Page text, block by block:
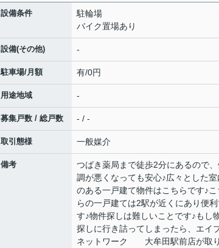
設備条件
駐輪場
バイク置場あり
設備(その他) -
駐車場/月額 有/0円
用途地域 -
募集戸数 / 総戸数 - / -
取引態様 一般媒介
備考
つばき薬局まで徒歩2分にあるので
調が悪くなっても安心♪広々とした室
のある一戸建て物件はこちらです♪こ
らの一戸建ては2駅が近くにあり便
す♪物件探しは難しいことです♪もし
探しに行き詰ってしまったら、エイ
ネットワーク 大牟田駅前店が取